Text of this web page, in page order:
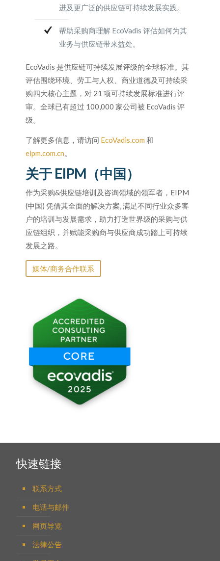
进及更广泛的供应链可持续发展实践。
帮助采购商理解 EcoVadis 评估如何为其
业务与供应链带来益处。
EcoVadis 是供应链可持续发展评级的全球标准。其
评估围绕环境、劳工与人权、商业道德及可持续采
购四大核心主题，对 21 项可持续发展标准进行评
审。全球已有超过 100,000 家公司被 EcoVadis 评
级。
了解更多信息，请访问 EcoVadis.com 和
eipm.com.cn。
关于 EIPM（中国）
作为采购&供应链培训及咨询领域的领军者，EIPM
(中国) 凭借其全面的解决方案, 满足不同行业众多客
户的培训与发展需求，助力打造世界级的采购与供
应链组织，并赋能采购商与供应商成功踏上可持续
发展之路。
媒体/商务合作联系
快速链接
联系方式
电话与邮件
网页导览
法律公告